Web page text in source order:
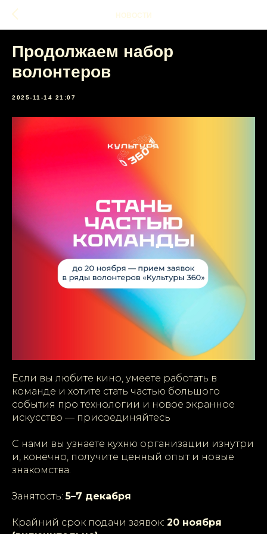
НОВОСТИ
Продолжаем набор
волонтеров
2025-11-14 21:07
Если вы любите кино, умеете работать в
команде и хотите стать частью большого
события про технологии и новое экранное
искусство — присоединяйтесь
С нами вы узнаете кухню организации изнутри
и, конечно, получите ценный опыт и новые
знакомства.
Занятость:5–7 декабря
Крайний срок подачи заявок: 20 ноября